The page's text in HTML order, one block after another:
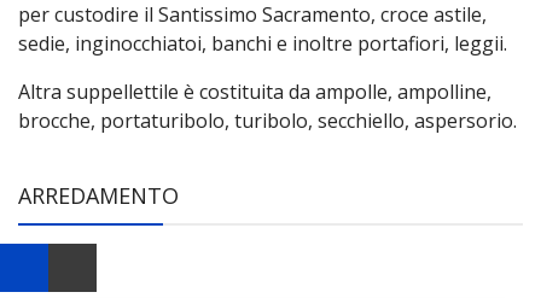
per custodire il Santissimo Sacramento, croce astile,
sedie, inginocchiatoi, banchi e inoltre portafiori, leggii.
Altra suppellettile è costituita da ampolle, ampolline,
brocche, portaturibolo, turibolo, secchiello, aspersorio.
ARREDAMENTO